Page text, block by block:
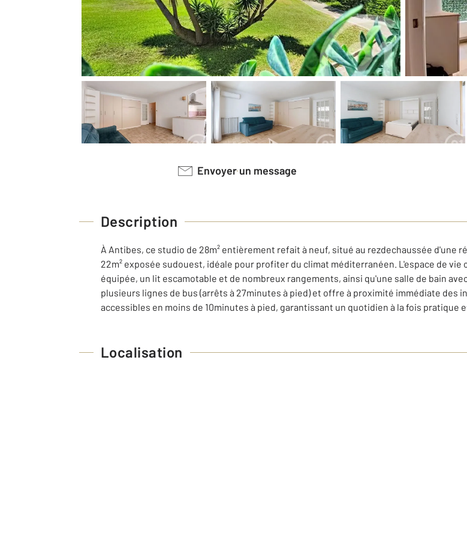
Envoyer un message
Description
À Antibes, ce studio de 28m² entièrement refait à neuf, situé au rezdechaussée d'une
22m² exposée sudouest, idéale pour profiter du climat méditerranéen. L'espace de
équipée, un lit escamotable et de nombreux rangements, ainsi qu'une salle de bain
plusieurs lignes de bus (arrêts à 27minutes à pied) et offre à proximité immédiate
accessibles en moins de 10minutes à pied, garantissant un quotidien à la fois pratique
Localisation